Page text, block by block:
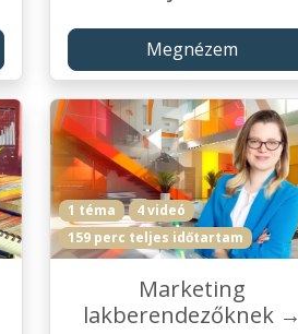
Megnézem
1 téma
4 videó
159 perc teljes időtartam
Marketing
lakberendezőknek →